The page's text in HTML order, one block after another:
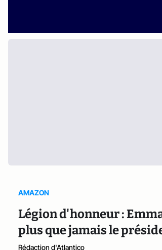
AMAZON
Légion d'honneur :
plus que jamais le
Rédaction d'Atlantico